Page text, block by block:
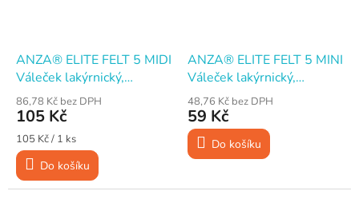
ANZA® ELITE FELT 5 MIDI
Váleček lakýrnický,
plstěný, 10 cm
86,78 Kč bez DPH
105 Kč
Měrná
cena:
105 Kč / 1 ks
Do košíku
ANZA® ELITE FELT 5 MINI
Váleček lakýrnický,
plstěný, 10 cm
48,76 Kč bez DPH
59 Kč
Do košíku